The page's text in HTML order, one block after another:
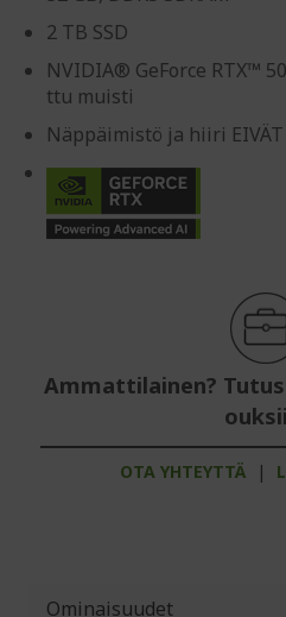
2 TB SSD
NVIDIA® GeForce RTX™
ttu muisti
Näppäimistö ja hiiri
Ammattilainen?
OTA YHTEYTTÄ |
Ominaisuudet